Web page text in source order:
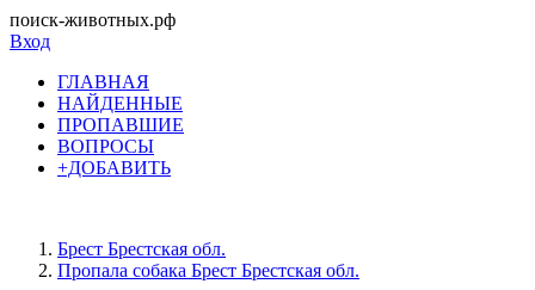
поиск-животных.рф
Вход
ГЛАВНАЯ
НАЙДЕННЫЕ
ПРОПАВШИЕ
ВОПРОСЫ
+ДОБАВИТЬ
Брест Брестская обл.
Пропала собака Брест Брестская обл.